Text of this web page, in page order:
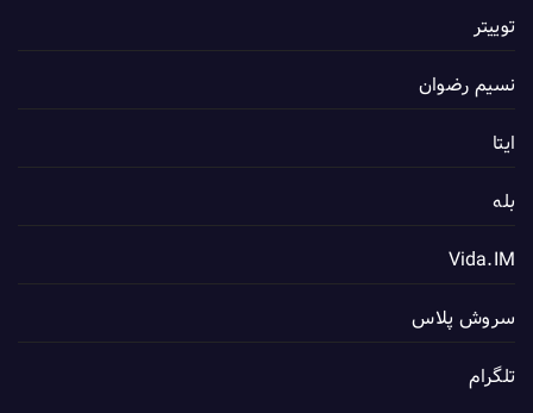
توییتر
نسیم رضوان
ایتا
بله
Vida.IM
سروش پلاس
تلگرام